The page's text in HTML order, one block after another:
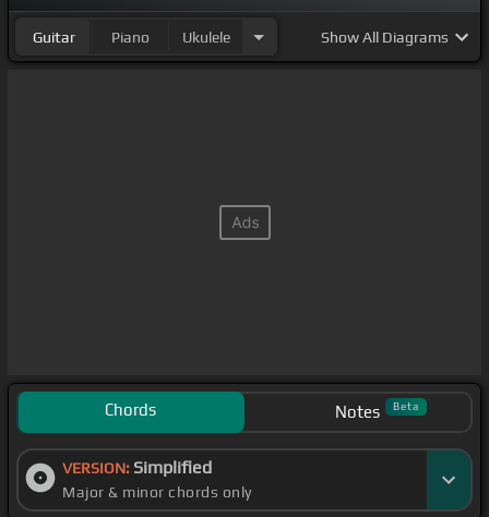
Guitar Piano Ukulele ShowAll Diagrams
Chords Notes Beta
VERSION: Simplified
Major & minor chords only